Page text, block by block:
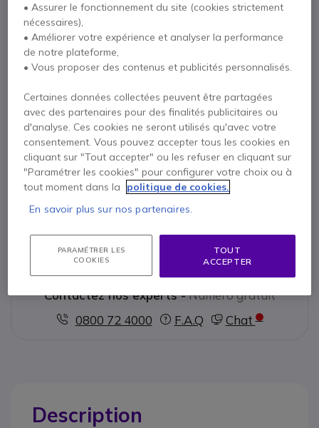
Épuisé
1 an de garantieconstructeur
Payez en 4 sans frais (2,09 €)Afficher plus
Points Forts
Adaptateur USB-A 3.0 femelle: USB-C 3.0 mâle
Plaquage des connecteurs en nickel
Afficher plus
Contactez nos experts -Numéro gratuit
0800 72 4000
F.A.Q Chat
Description
• Assurer le fonctionnement du site (cookies strictement
nécessaires),
• Améliorer votre expérience et analyser la performance
de notre plateforme,
• Vous proposer des contenus et publicités personnalisés.
Certaines données collectées peuvent être partagées
avec des partenaires pour des finalités publicitaires ou
d'analyse. Ces cookies ne seront utilisés qu'avec votre
consentement. Vous pouvez accepter tous les cookies en
cliquant sur "Tout accepter" ou les refuser en cliquant sur
"Paramétrer les cookies" pour configurer votre choix ou à
tout moment dans la
politique de cookies.
En savoir plus sur nos partenaires.
PARAMÉTRER LES
COOKIES
TOUT
ACCEPTER